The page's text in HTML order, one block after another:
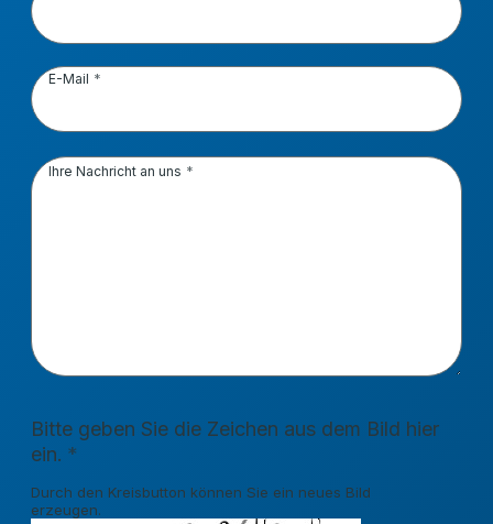
E-Mail
Ihre Nachricht an uns
Bitte geben Sie die Zeichen aus dem Bild hier
ein.
Durch den Kreisbutton können Sie ein neues Bild
erzeugen.